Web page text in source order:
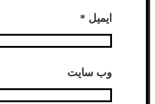
ایمیل *
وب‌ سایت